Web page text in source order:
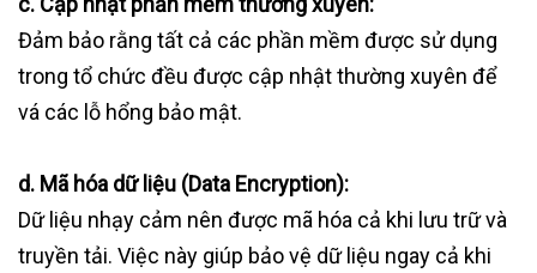
Đảm bảo rằng tất cả các phần mềm được sử dụng
trong tổ chức đều được cập nhật thường xuyên để
vá các lỗ hổng bảo mật.
d. Mã hóa dữ liệu (Data Encryption):
Dữ liệu nhạy cảm nên được mã hóa cả khi lưu trữ và
truyền tải. Việc này giúp bảo vệ dữ liệu ngay cả khi